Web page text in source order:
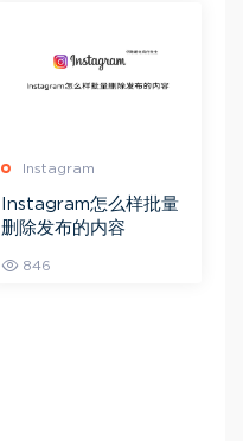
Instagram
Instagram怎么样批量
删除发布的内容
846